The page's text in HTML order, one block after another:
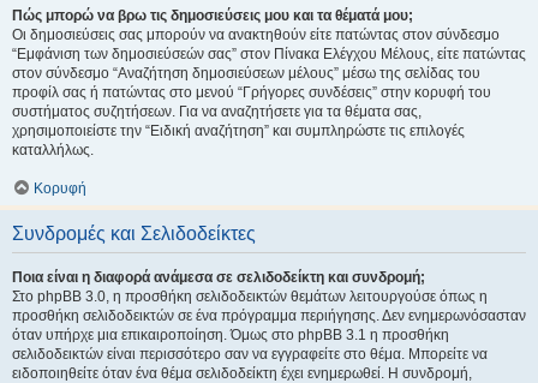
Πώς μπορώ να βρω τις δημοσιεύσεις μου και τα θέματά μου;
Οι δημοσιεύσεις σας μπορούν να ανακτηθούν είτε πατώντας στον σύνδεσμο
“Εμφάνιση των δημοσιεύσεών σας” στον Πίνακα Ελέγχου Μέλους, είτε πατώντας
στον σύνδεσμο “Αναζήτηση δημοσιεύσεων μέλους” μέσω της σελίδας του
προφίλ σας ή πατώντας στο μενού “Γρήγορες συνδέσεις” στην κορυφή του
συστήματος συζητήσεων. Για να αναζητήσετε για τα θέματα σας,
χρησιμοποιείστε την “Ειδική αναζήτηση” και συμπληρώστε τις επιλογές
καταλλήλως.
Κορυφή
Συνδρομές και Σελιδοδείκτες
Ποια είναι η διαφορά ανάμεσα σε σελιδοδείκτη και συνδρομή;
Στο phpBB 3.0, η προσθήκη σελιδοδεικτών θεμάτων λειτουργούσε όπως η
προσθήκη σελιδοδεικτών σε ένα πρόγραμμα περιήγησης. Δεν ενημερωνόσασταν
όταν υπήρχε μια επικαιροποίηση. Όμως στο phpBB 3.1 η προσθήκη
σελιδοδεικτών είναι περισσότερο σαν να εγγραφείτε στο θέμα. Μπορείτε να
ειδοποιηθείτε όταν ένα θέμα σελιδοδείκτη έχει ενημερωθεί. Η συνδρομή,